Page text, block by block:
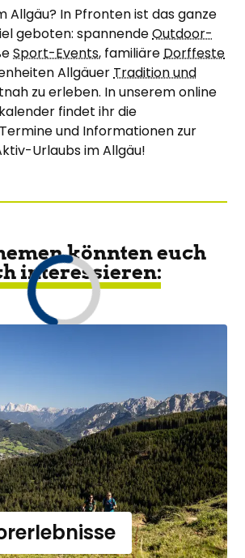
Allgäu? In Pfronten ist das ganze
geboten: spannendeOutdoor-
Sport-Events, familiäreDorffeste
AllgäuerTradition und
zu erleben. In unserem online
findet ihr die
und Informationen zur
Urlaubs im Allgäu!
könnten euch
interessieren: